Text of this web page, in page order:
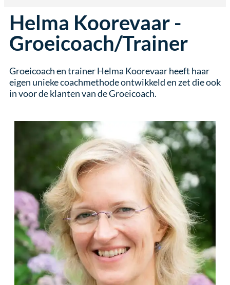
Helma Koorevaar -
Groeicoach/Trainer
Groeicoach en trainer Helma Koorevaar heeft haar
eigen unieke coachmethode ontwikkeld en zet die ook
in voor de klanten van de Groeicoach.